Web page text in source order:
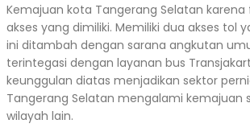
Kemajuan kota Tangerang Selatan
akses yang dimiliki. Memiliki dua akses tol
ini ditambah dengan sarana angkutan
terintegasi dengan layanan bus
keunggulan diatas menjadikan sektor
Tangerang Selatan mengalami kemajuan
wilayah lain.